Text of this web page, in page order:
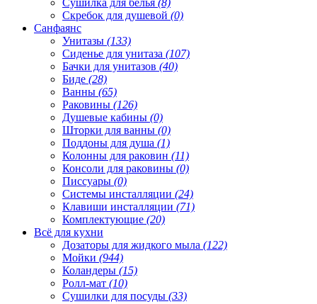
Скребок для душевой (0)
Санфаянс
Унитазы (133)
Сиденье для унитаза (107)
Бачки для унитазов (40)
Биде (28)
Ванны (65)
Раковины (126)
Душевые кабины (0)
Шторки для ванны (0)
Поддоны для душа (1)
Колонны для раковин (11)
Консоли для раковины (0)
Писсуары (0)
Системы инсталляции (24)
Клавиши инсталляции (71)
Комплектующие (20)
Всё для кухни
Дозаторы для жидкого мыла (122)
Мойки (944)
Коландеры (15)
Ролл-мат (10)
Сушилки для посуды (33)